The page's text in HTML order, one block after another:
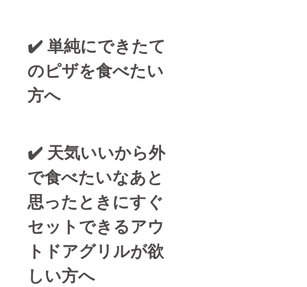
✔️ 単純にできたて
のピザを食べたい
方へ
✔️ 天気いいから外
で食べたいなあと
思ったときにすぐ
セットできるアウ
トドアグリルが欲
しい方へ